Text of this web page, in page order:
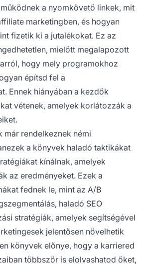
a nyomkövető linkek, mit
marketingben, és hogyan
fizetik ki a jutalékokat. Ez az
mielőtt megalapozott
hogy mely programokhoz
építsd fel a
Ennek hiányában a kezdők
vétenek, amelyek korlátozzák a
már rendelkeznek némi
a könyvek haladó taktikákat
kínálnak, amelyek
az eredményeket. Ezek a
fednek le, mint az A/B
haladó SEO
stratégiák, amelyek segítségével
jelentősen növelhetik
könyvek előnye, hogy a karriered
többször is elolvashatod őket,